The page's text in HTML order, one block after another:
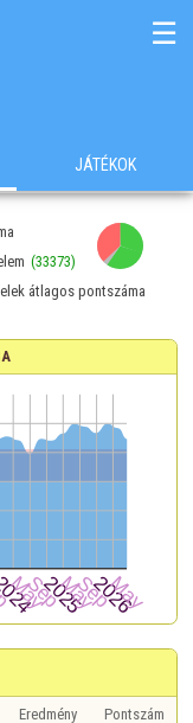
☰
JÁTÉKOK
(33373)
átlagos pontszáma
Eredmény
Pontszám